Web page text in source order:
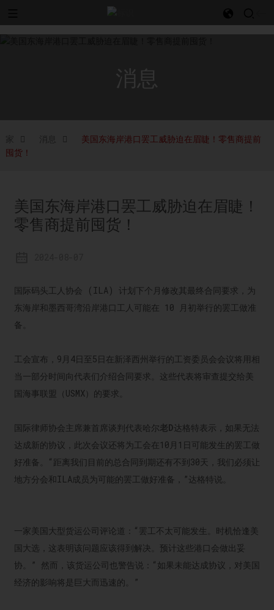
消息
家 消息
美国东海岸港口罢工威胁迫在眉睫！零售商提前
囤货！
美国东海岸港口罢工威胁迫在眉睫！
零售商提前囤货！
国际码头工人协会 (ILA) 计划下个月修改其最终合同要求，为
东海岸和墨西哥湾沿岸港口工人可能在 10 月初举行的罢工做准
备。
工会宣布，9月4日至5日在新泽西州举行的工资委员会会议将用相
当一部分时间向代表们介绍合同要求。这些代表将审查提交给美
国海事联盟（USMX）的要求。
国际律师协会主席兼首席谈判代表哈尔老D达格特表示，如果无法
达成新的协议，此次会议还将为工会在10月1日可能发生的罢工做
好准备。“距离我们目前的总合同到期还有不到30天，我们必须让
地方分会和ILA成员为可能的罢工做好准备，”达格特说。
一家美国大型货运公司评论道：“罢工不太可能发生。时机恰逢美
国大选，这表明该问题应该得到解决。预计这些港口会做出妥
协。” 然而，该货运公司也警告说：“如果未能达成协议，对美国
经济的影响将是巨大而迅速的。”